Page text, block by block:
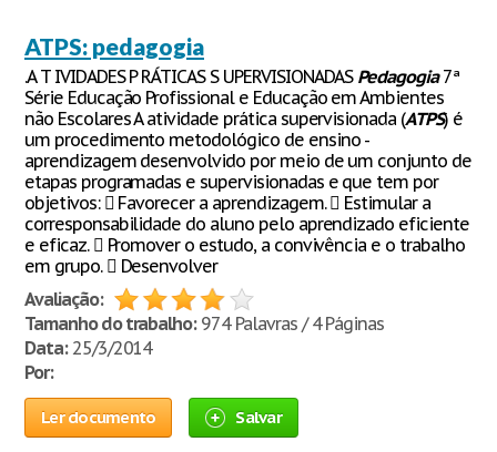
ATPS: pedagogia
.A T IVIDADES P RÁTICAS S UPERVISIONADAS Pedagogia7ª
Série Educação Profissional e Educação em Ambientes
não Escolares A atividade prática supervisionada (ATPS) é
um procedimento metodológico de ensino -
aprendizagem desenvolvido por meio de um conjunto de
etapas programadas e supervisionadas e que tem por
objetivos:  Favorecer a aprendizagem.  Estimular a
corresponsabilidade do aluno pelo aprendizado eficiente
e eficaz.  Promover o estudo, a convivência e o trabalho
em grupo.  Desenvolver
Avaliação:
Tamanho do trabalho:974 Palavras / 4 Páginas
Data:25/3/2014
Por:
Ler documento Salvar